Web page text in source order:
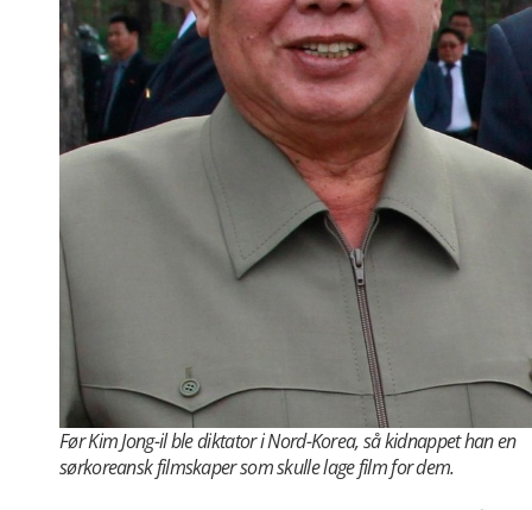
Før Kim Jong-il ble diktator i Nord-Korea, så kidnappet han en
sørkoreansk filmskaper som skulle lage film for dem.